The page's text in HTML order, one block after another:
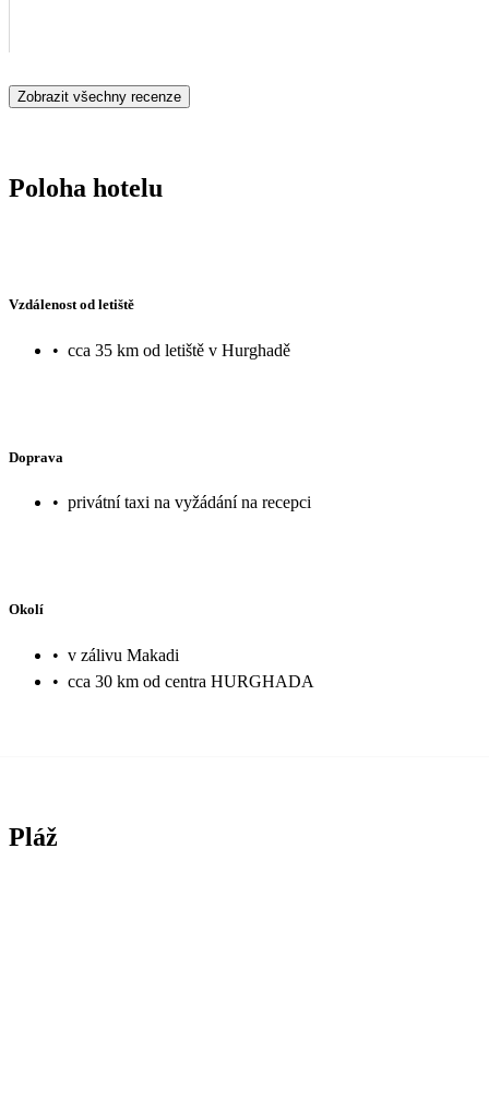
Zobrazit všechny recenze
Poloha hotelu
Vzdálenost od letiště
• cca 35 km od letiště v Hurghadě
Doprava
• privátní taxi na vyžádání na recepci
Okolí
• v zálivu Makadi
• cca 30 km od centra HURGHADA
Pláž